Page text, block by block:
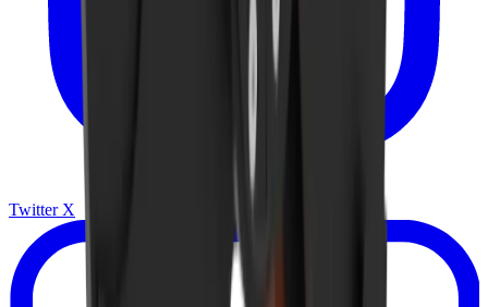
Twitter X